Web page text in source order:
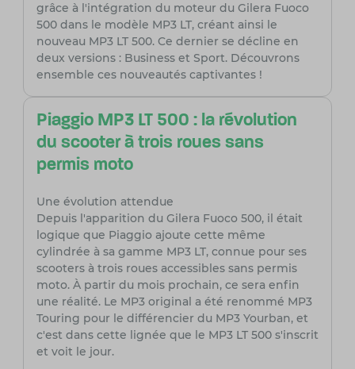
grâce à l'intégration du moteur du Gilera Fuoco
500 dans le modèle MP3 LT, créant ainsi le
nouveau MP3 LT 500. Ce dernier se décline en
deux versions : Business et Sport. Découvrons
ensemble ces nouveautés captivantes !
Piaggio MP3 LT 500 : la révolution
du scooter à trois roues sans
permis moto
Une évolution attendue
Depuis l'apparition du Gilera Fuoco 500, il était
logique que Piaggio ajoute cette même
cylindrée à sa gamme MP3 LT, connue pour ses
scooters à trois roues accessibles sans permis
moto. À partir du mois prochain, ce sera enfin
une réalité. Le MP3 original a été renommé MP3
Touring pour le différencier du MP3 Yourban, et
c'est dans cette lignée que le MP3 LT 500 s'inscrit
et voit le jour.